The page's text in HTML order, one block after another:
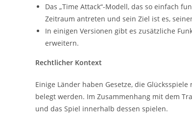
Das „Time Attack“-Modell, das so einfach
Zeitraum antreten und sein Ziel ist es,
In einigen Versionen gibt es zusätzliche
erweitern.
Rechtlicher Kontext
Einige Länder haben Gesetze, die
belegt werden. Im Zusammenhang mit dem
und das Spiel innerhalb dessen spielen.